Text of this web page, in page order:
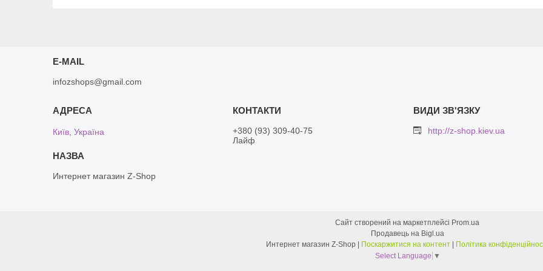
E-MAIL
infozshops@gmail.com
Київ, Україна
Интернет магазин Z-Shop
+380 (93) 309-40-75
Лайф
http://z-shop.kiev.ua
Сайт створений на маркетплейсі Prom.ua
Продавець на Bigl.ua
Поскаржитися на контент
Політика
Select Language ▼